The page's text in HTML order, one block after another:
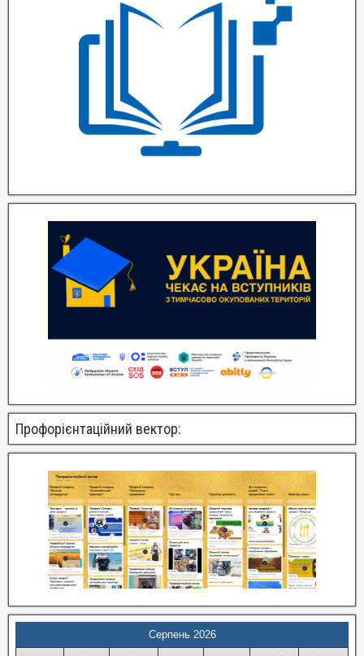
Профорієнтаційний вектор:
Серпень 2026